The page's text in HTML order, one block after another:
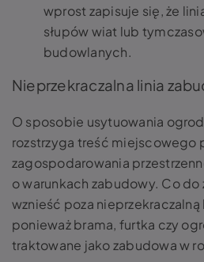
wprost zapisuje się, że
słupów wiat lub
budowlanych.
Nieprzekraczalna linia
O sposobie usytuowania
rozstrzyga treść miejscowego
zagospodarowania
o warunkach zabudowy. Co do
wznieść poza
ponieważ brama, furtka czy
traktowane jako zabudowa w